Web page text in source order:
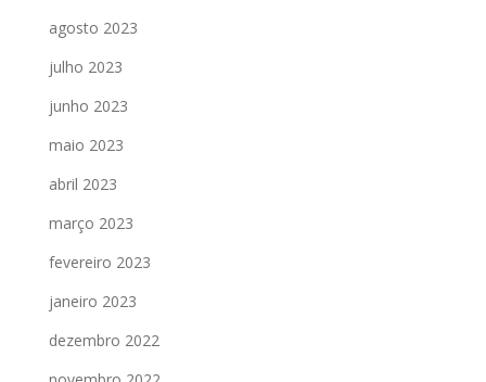
agosto 2023
julho 2023
junho 2023
maio 2023
abril 2023
março 2023
fevereiro 2023
janeiro 2023
dezembro 2022